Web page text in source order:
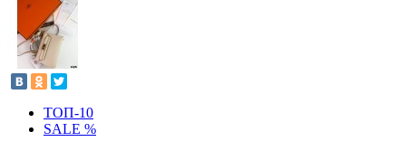
ТОП-10
SALE %